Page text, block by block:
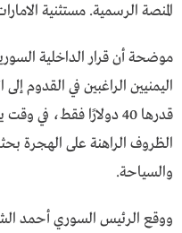
المنصة الرسمية. مستثنية الامارات
موضحة أن قرار الداخلية
اليمنيين الراغبين في القدوم
قدرها 40 دولارًا فقط،
الظروف الراهنة على الهجرة
والسياحة.